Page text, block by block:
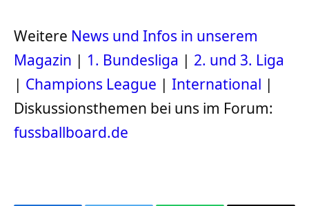
Weitere News und Infos in unserem
Magazin | 1. Bundesliga | 2. und 3. Liga
| Champions League | International |
Diskussionsthemen bei uns im Forum:
fussballboard.de